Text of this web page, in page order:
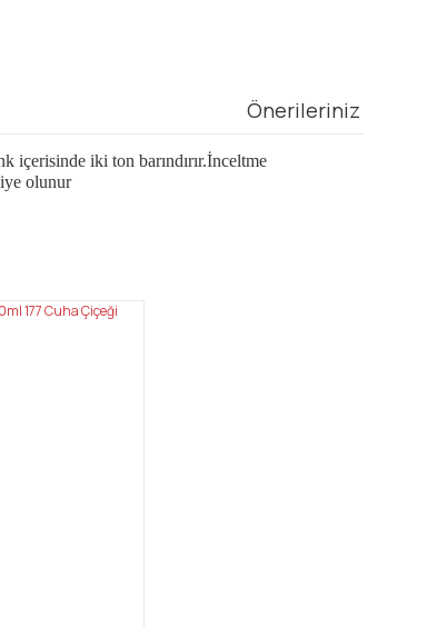
Önerileriniz
içerisinde iki ton barındırır.İnceltme
olunur